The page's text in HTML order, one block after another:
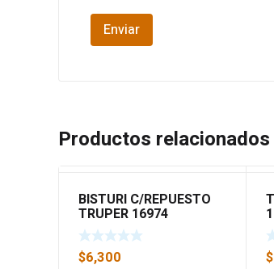
Productos relacionados
BISTURI C/REPUESTO
TRUPER 16974
$6,300
$